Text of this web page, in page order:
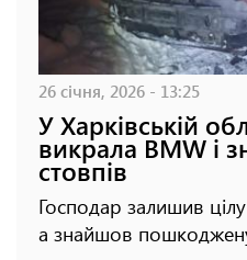
26 січня, 2026 - 13:25
У Харківській
викрала BMW і
стовпів
Господар залишив цілу
а знайшов